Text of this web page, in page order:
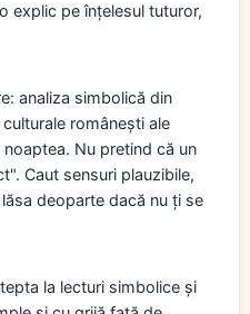
explic pe înțelesul tuturor,
analiza simbolică din
românești ale
Nu pretind că un
Caut sensuri plauzibile,
deoparte dacă nu ți se
la lecturi simbolice și